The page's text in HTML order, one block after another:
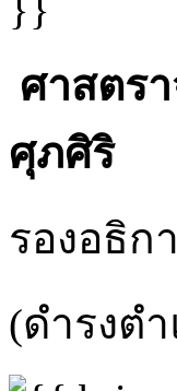
ศาสตร
ศุภศิริ
รองอธิก
(ดำรงต